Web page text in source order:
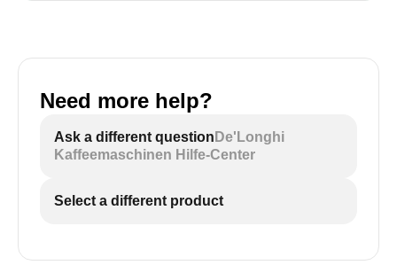
Need more help?
Ask a different question De'Longhi
Kaffeemaschinen Hilfe-Center
Select a different product